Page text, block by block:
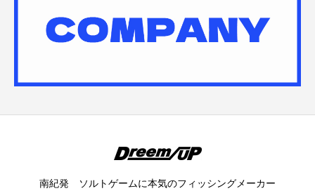
南紀発 ソルトゲームに本気のフィッシングメーカー